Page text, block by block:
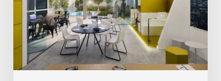
la
mayoría
fotos